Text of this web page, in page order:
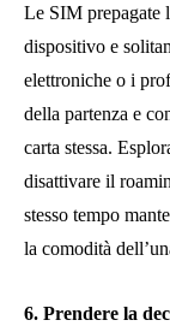
Le SIM prepagate
dispositivo e
elettroniche o i
della partenza e
carta stessa.
disattivare il
stesso tempo
la comodità
6. Prendere la